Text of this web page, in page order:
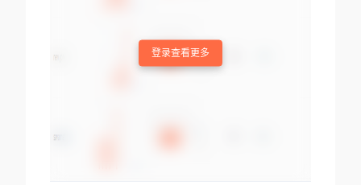
登录查看更多